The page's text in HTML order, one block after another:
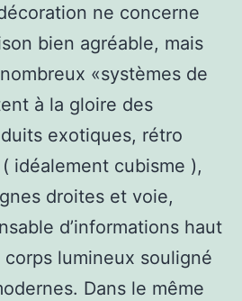
ne concerne
bien agréable, mais
«systèmes de
à la gloire des
exotiques, rétro
idéalement cubisme ),
droites et voie,
d’informations haut
lumineux souligné
Dans le même